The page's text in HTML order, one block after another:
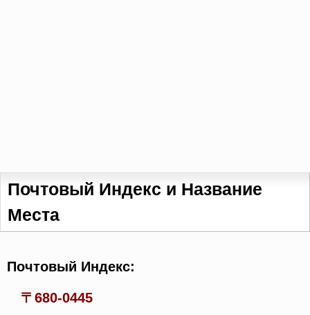
Почтовый Индекс и Название
Места
Почтовый Индекс:
〒680-0445